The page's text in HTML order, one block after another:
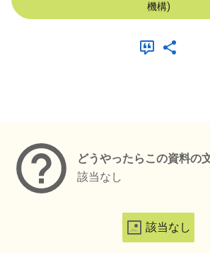
機構)
どうやったらこの資料の
該当なし
該当なし